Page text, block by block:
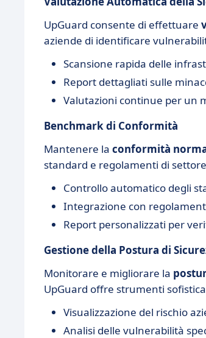
UpGuard consente di effettuare
aziende di identificare
Scansione rapida delle
Report dettagliati sulle
Valutazioni continue per un
Benchmark di Conformità
Mantenere la conformità
standard e regolamenti di
Controllo automatico degli
Integrazione con
Report personalizzati per
Gestione della Postura di
Monitorare e migliorare la
UpGuard offre strumenti
Visualizzazione del rischio
Analisi delle vulnerabilità